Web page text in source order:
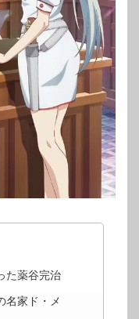
た薬谷完治
名家ド・メ